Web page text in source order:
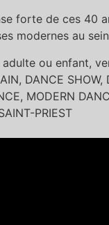
forte de ces 40
modernes au
ou enfant,
DANCE
MODERN
PRIEST